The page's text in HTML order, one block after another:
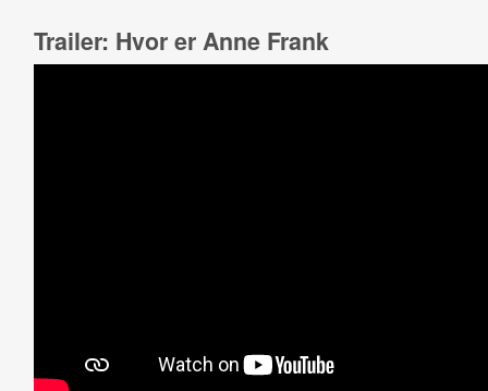
Trailer: Hvor er Anne Frank